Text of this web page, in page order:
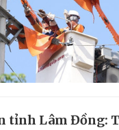
tỉnh Lâm Đồng: